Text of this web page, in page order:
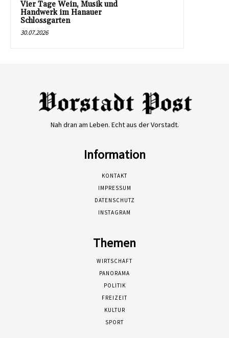
Vier Tage Wein, Musik und
Handwerk im Hanauer
Schlossgarten
30.07.2026
Nah dran am Leben. Echt aus der Vorstadt.
Information
KONTAKT
IMPRESSUM
DATENSCHUTZ
INSTAGRAM
Themen
WIRTSCHAFT
PANORAMA
POLITIK
FREIZEIT
KULTUR
SPORT